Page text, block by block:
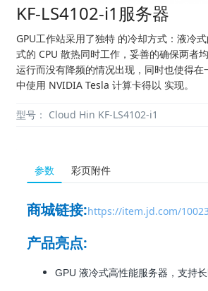
KF-LS4102-i1服务器
GPU工作站采用了独特 的冷却方式：液冷
式的 CPU 散热同时工作，妥善的确保两者
运行而没有降频的情况出现，同时也使得在
中使用 NVIDIA Tesla 计算卡得以 实现。
型号： Cloud Hin KF-LS4102-i1
参数 彩页附件
商城链接:https://item.jd.com/
产品亮点:
GPU 液冷式高性能服务器，支持